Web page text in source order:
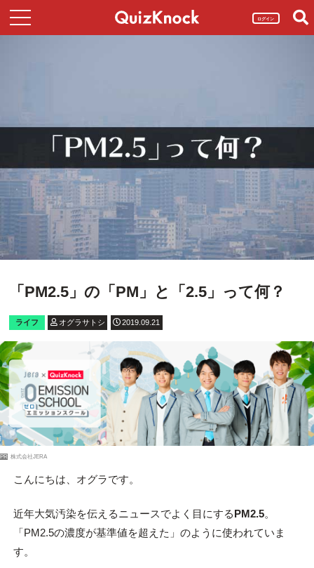
ログイン
「PM2.5」の「PM」と「2.5」って何？
ライフ オグラサトシ 2019.09.21
PR 株式会社JERA
こんにちは、オグラです。
近年大気汚染を伝えるニュースでよく目にする PM2.5。
「PM2.5の濃度が基準値を超えた」のように使われていま
す。